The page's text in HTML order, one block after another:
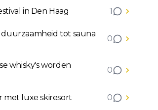
in Den Haag 1
duurzaamheid tot sauna
0
whisky's worden
0
met luxe skiresort 0